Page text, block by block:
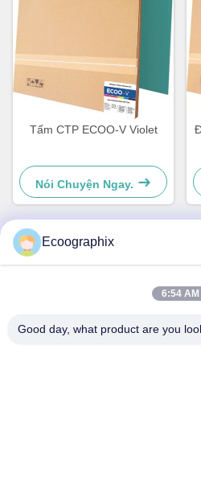
Tấm CTP ECOO-V Violet
Nói Chuyện Ngay.
Đường Cửu Nghĩa 58, Quận
Ecoographix
6:54 AM
Good day, what product are you